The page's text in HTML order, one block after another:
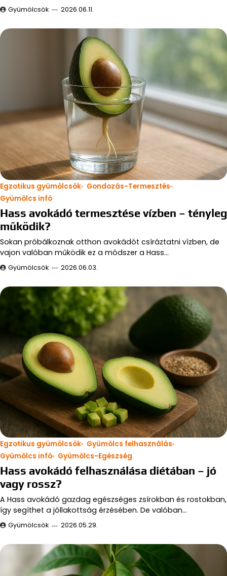
Gyümölcsök 2026.06.11.
Egzotikus gyümölcsök
Gondozás-Termesztés
Gyümölcs infó
Hass avokádó termesztése vízben – tényleg
működik?
Sokan próbálkoznak otthon avokádót csíráztatni vízben, de
vajon valóban működik ez a módszer a Hass…
Gyümölcsök 2026.06.03.
Egzotikus gyümölcsök
Gyümölcs felhasználás
Gyümölcs infó
Gyümölcs-Egészség
Hass avokádó felhasználása diétában – jó
vagy rossz?
A Hass avokádó gazdag egészséges zsírokban és rostokban,
így segíthet a jóllakottság érzésében. De valóban…
Gyümölcsök 2026.05.29.